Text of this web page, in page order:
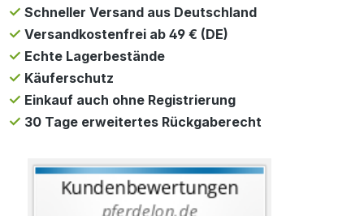
Schneller Versand aus Deutschland
Versandkostenfrei ab 49 € (DE)
Echte Lagerbestände
Käuferschutz
Einkauf auch ohne Registrierung
30 Tage erweitertes Rückgaberecht